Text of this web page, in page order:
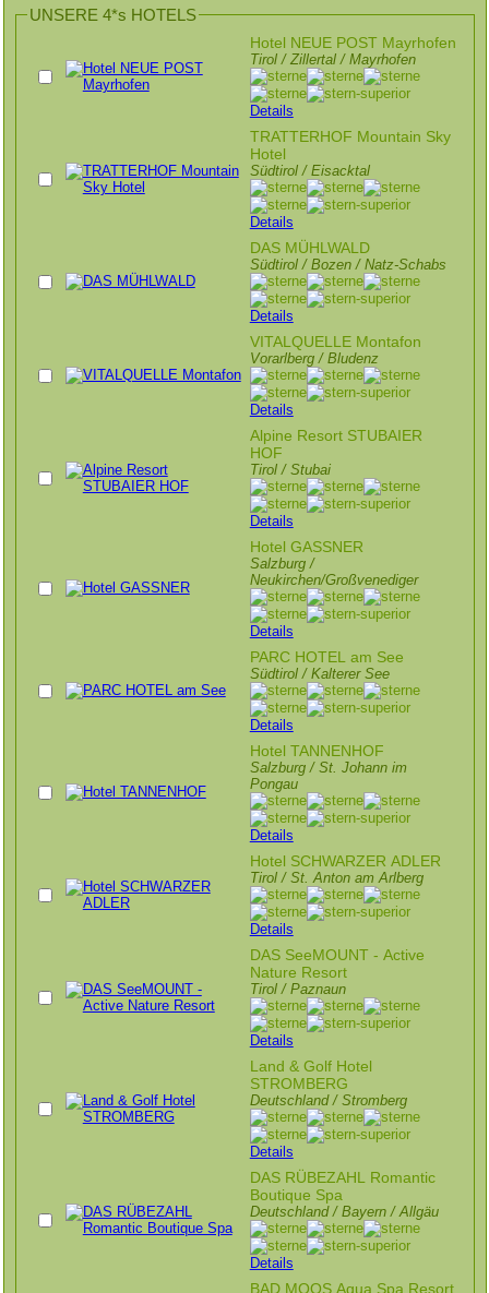
UNSERE 4*s HOTELS
Hotel NEUE POST Mayrhofen
Tirol / Zillertal / Mayrhofen
Details
TRATTERHOF Mountain Sky
Hotel
Südtirol / Eisacktal
Details
DAS MÜHLWALD
Südtirol / Bozen / Natz-Schabs
Details
VITALQUELLE Montafon
Vorarlberg / Bludenz
Details
Alpine Resort STUBAIER
HOF
Tirol / Stubai
Details
Hotel GASSNER
Salzburg /
Neukirchen/Großvenediger
Details
PARC HOTEL am See
Südtirol / Kalterer See
Details
Hotel TANNENHOF
Salzburg / St. Johann im
Pongau
Details
Hotel SCHWARZER ADLER
Tirol / St. Anton am Arlberg
Details
DAS SeeMOUNT - Active
Nature Resort
Tirol / Paznaun
Details
Land & Golf Hotel
STROMBERG
Deutschland / Stromberg
Details
DAS RÜBEZAHL Romantic
Boutique Spa
Deutschland / Bayern / Allgäu
Details
BAD MOOS Aqua Spa Resort